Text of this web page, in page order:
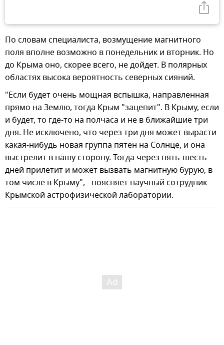
По словам специалиста, возмущение магнитного
поля вполне возможно в понедельник и вторник. Но
до Крыма оно, скорее всего, не дойдет. В полярных
областях высока вероятность северных сияний.
"Если будет очень мощная вспышка, направленная
прямо на Землю, тогда Крым "зацепит". В Крыму, если
и будет, то где-то на полчаса и не в ближайшие три
дня. Не исключено, что через три дня может вырасти
какая-нибудь новая группа пятен на Солнце, и она
выстрелит в нашу сторону. Тогда через пять-шесть
дней прилетит и может вызвать магнитную бурую, в
том числе в Крыму", - поясняет научный сотрудник
Крымской астрофизической лаборатории.